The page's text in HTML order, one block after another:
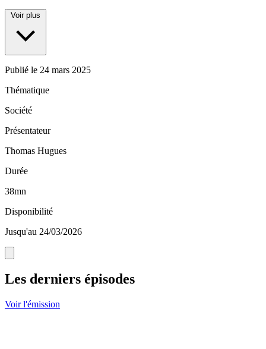
Voir plus
Publié le 24 mars 2025
Thématique
Société
Présentateur
Thomas Hugues
Durée
38mn
Disponibilité
Jusqu'au 24/03/2026
Les derniers épisodes
Voir l'émission